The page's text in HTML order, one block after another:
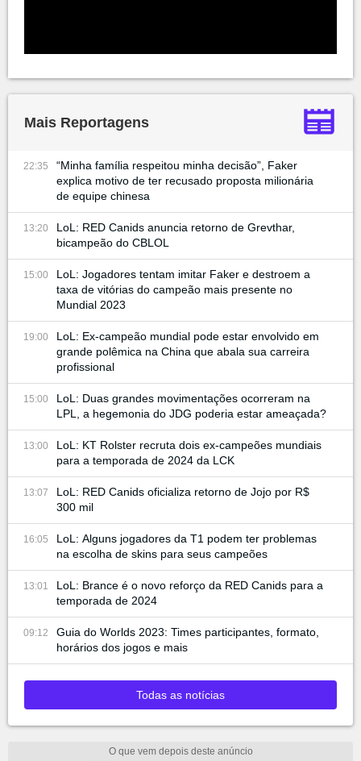
Mais Reportagens
22:35
“Minha família respeitou minha decisão”, Faker
explica motivo de ter recusado proposta milionária
de equipe chinesa
13:20
LoL: RED Canids anuncia retorno de Grevthar,
bicampeão do CBLOL
15:00
LoL: Jogadores tentam imitar Faker e destroem a
taxa de vitórias do campeão mais presente no
Mundial 2023
19:00
LoL: Ex-campeão mundial pode estar envolvido em
grande polêmica na China que abala sua carreira
profissional
15:00
LoL: Duas grandes movimentações ocorreram na
LPL, a hegemonia do JDG poderia estar ameaçada?
13:00
LoL: KT Rolster recruta dois ex-campeões mundiais
para a temporada de 2024 da LCK
13:07
LoL: RED Canids oficializa retorno de Jojo por R$
300 mil
16:05
LoL: Alguns jogadores da T1 podem ter problemas
na escolha de skins para seus campeões
13:01
LoL: Brance é o novo reforço da RED Canids para a
temporada de 2024
09:12
Guia do Worlds 2023: Times participantes, formato,
horários dos jogos e mais
Todas as notícias